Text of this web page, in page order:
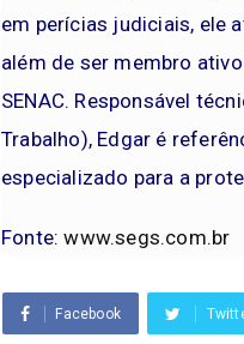
em perícias judiciais, ele
além de ser membro
SENAC. Responsável
Trabalho), Edgar é
especializado para a
Fonte:www.segs.com.br
Facebook